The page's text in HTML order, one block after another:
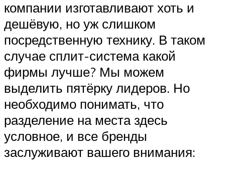
компании изготавливают хоть и
дешёвую, но уж слишком
посредственную технику. В таком
случае сплит-система какой
фирмы лучше? Мы можем
выделить пятёрку лидеров. Но
необходимо понимать, что
разделение на места здесь
условное, и все бренды
заслуживают вашего внимания: